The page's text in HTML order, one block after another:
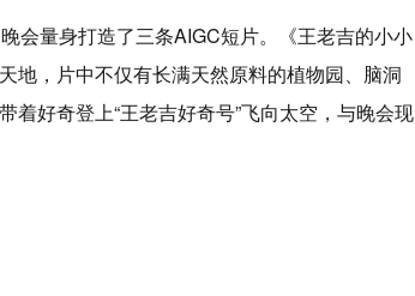
会量身打造了三条AIGC短片。《王老吉的小小
地，片中不仅有长满天然原料的植物园、脑洞
好奇登上“王老吉好奇号”飞向太空，与晚会现